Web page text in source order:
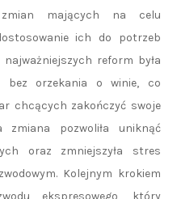
mających na celu
ich do potrzeb
reform była
bez orzekania o winie, co
chcących zakończyć swoje
zmiana pozwoliła uniknąć
oraz zmniejszyła stres
Kolejnym krokiem
ekspresowego, który